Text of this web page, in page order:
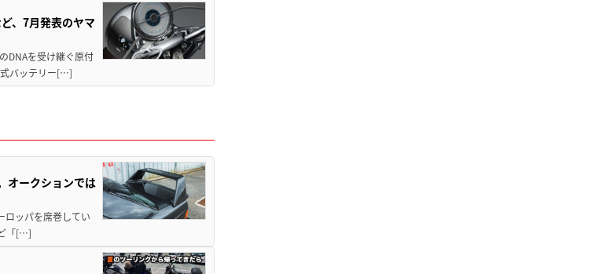
、7月発表のヤマ
DNAを受け継ぐ原付
式バッテリー[…]
オークションでは
ロッパを席巻してい
「[…]